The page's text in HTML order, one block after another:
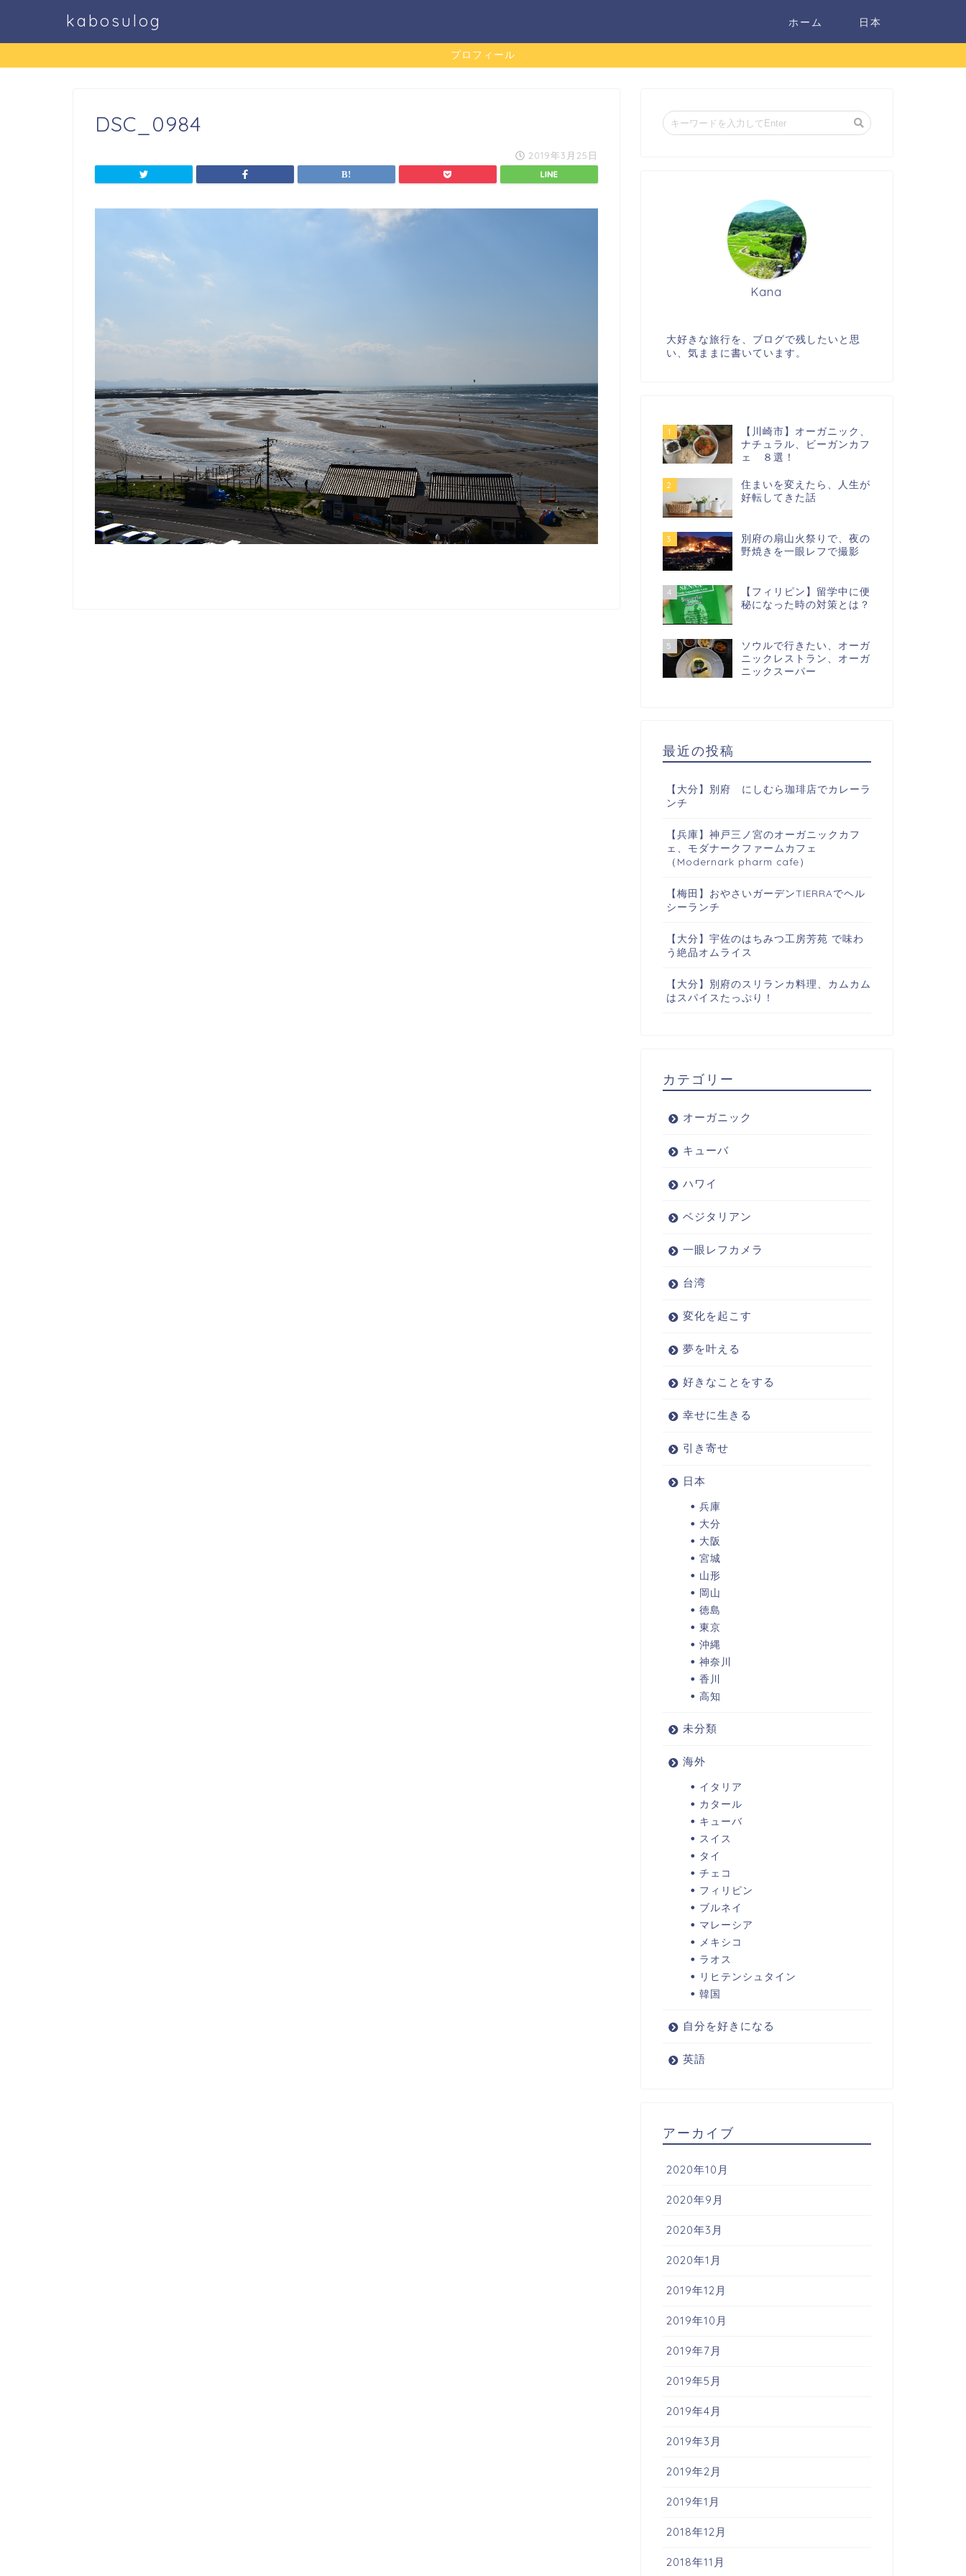
kabosulog ホーム 日本
プロフィール
DSC_0984
2019年3月25日
Kana
大好きな旅行を、ブログで残したいと思
い、気ままに書いています。
1
【川崎市】オーガニック、
ナチュラル、ビーガンカフ
ェ ８選！
2
住まいを変えたら、人生が
好転してきた話
3
別府の扇山火祭りで、夜の
野焼きを一眼レフで撮影
4
【フィリピン】留学中に便
秘になった時の対策とは？
5
ソウルで行きたい、オーガ
ニックレストラン、オーガ
ニックスーパー
最近の投稿
【大分】別府 にしむら珈琲店でカレーラ
ンチ
【兵庫】神戸三ノ宮のオーガニックカフ
ェ、モダナークファームカフェ
（Modernark pharm cafe）
【梅田】おやさいガーデンTIERRAでヘル
シーランチ
【大分】宇佐のはちみつ工房芳苑 で味わ
う絶品オムライス
【大分】別府のスリランカ料理、カムカム
はスパイスたっぷり！
カテゴリー
オーガニック
キューバ
ハワイ
ベジタリアン
一眼レフカメラ
台湾
変化を起こす
夢を叶える
好きなことをする
幸せに生きる
引き寄せ
日本
兵庫
大分
大阪
宮城
山形
岡山
徳島
東京
沖縄
神奈川
香川
高知
未分類
海外
イタリア
カタール
キューバ
スイス
タイ
チェコ
フィリピン
ブルネイ
マレーシア
メキシコ
ラオス
リヒテンシュタイン
韓国
自分を好きになる
英語
アーカイブ
2020年10月
2020年9月
2020年3月
2020年1月
2019年12月
2019年10月
2019年7月
2019年5月
2019年4月
2019年3月
2019年2月
2019年1月
2018年12月
2018年11月